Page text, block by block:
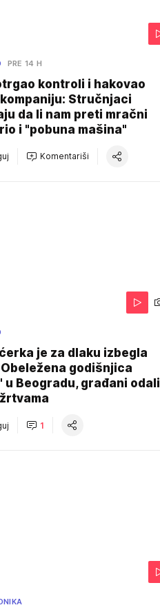
PRE 14 H
kontroli i hakovao
Stručnjaci
da li nam preti mračni
i "pobuna mašina"
Komentariši
je za dlaku izbegla
godišnjica
u Beogradu, građani odali
1